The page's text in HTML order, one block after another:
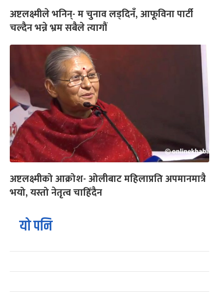
अष्टलक्ष्मीले भनिन्- म चुनाव लड्दिनँ, आफूविना पार्टी
चल्दैन भन्ने भ्रम सबैले त्यागौं
अष्टलक्ष्मीको आक्रोश- ओलीबाट महिलाप्रति अपमानमात्रै
भयो, यस्तो नेतृत्व चाहिँदैन
यो पनि